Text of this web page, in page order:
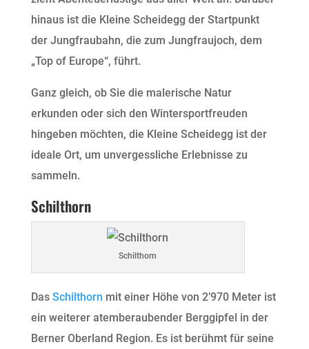
hinaus ist die Kleine Scheidegg der Startpunkt
der Jungfraubahn, die zum Jungfraujoch, dem
„Top of Europe“, führt.
Ganz gleich, ob Sie die malerische Natur
erkunden oder sich den Wintersportfreuden
hingeben möchten, die Kleine Scheidegg ist der
ideale Ort, um unvergessliche Erlebnisse zu
sammeln.
Schilthorn
Schilthorn
Das Schilthorn mit einer Höhe von 2’970 Meter ist
ein weiterer atemberaubender Berggipfel in der
Berner Oberland Region. Es ist berühmt für seine